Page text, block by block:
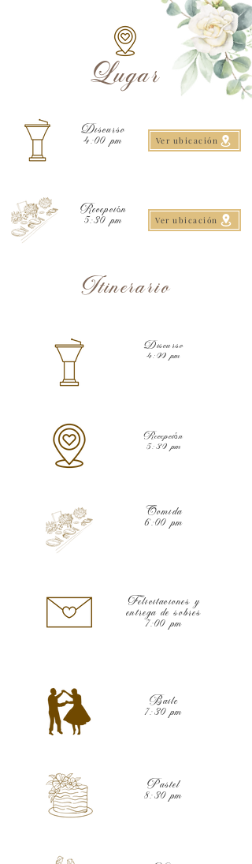
Lugar
Discurso
4:00 pm
Ver ubicación
Recepción
5:30 pm
Ver ubicación
Itinerario
Discurso
4:00 pm
Recepción
5:30 pm
Comida
6:00 pm
Felicitaciones y
entrega de sobres
7:00 pm
Baile
7:30 pm
Pastel
8:30 pm